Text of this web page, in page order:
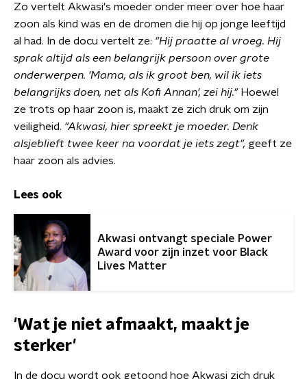
Zo vertelt Akwasi's moeder onder meer over hoe haar
zoon als kind was en de dromen die hij op jonge leeftijd
al had. In de docu vertelt ze: "Hij praatte al vroeg. Hij
sprak altijd als een belangrijk persoon over grote
onderwerpen. 'Mama, als ik groot ben, wil ik iets
belangrijks doen, net als Kofi Annan', zei hij."Hoewel
ze trots op haar zoon is, maakt ze zich druk om zijn
veiligheid. "Akwasi, hier spreekt je moeder. Denk
alsjeblieft twee keer na voordat je iets zegt", geeft ze
haar zoon als advies.
Lees ook
Akwasi ontvangt speciale Power
Award voor zijn inzet voor Black
Lives Matter
'Wat je niet afmaakt, maakt je
sterker'
In de docu wordt ook getoond hoe Akwasi zich druk